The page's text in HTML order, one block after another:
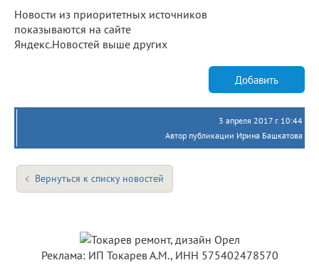
Новости из приоритетных источников
показываются на сайте
Яндекс.Новостей выше других
Добавить
3 апреля 2017 г. 10:44
Автор публикации Ирина Башкатова
Вернуться к списку новостей
Реклама: ИП Токарев А.М., ИНН 575402478570